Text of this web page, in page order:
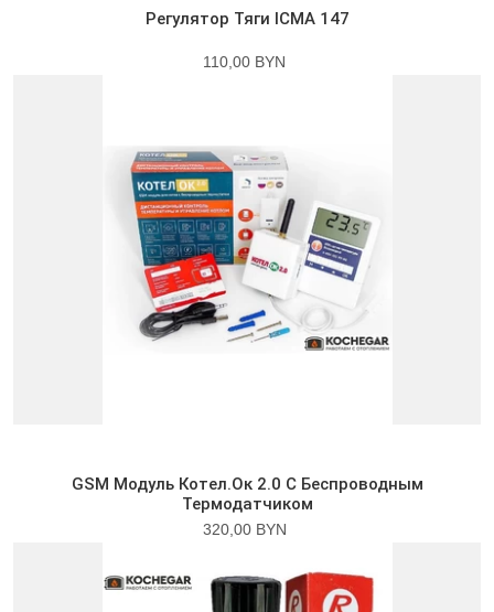
Регулятор Тяги ICMA 147
110,00 BYN
GSM Модуль Котел.Ок 2.0 С Беспроводным
Термодатчиком
320,00 BYN